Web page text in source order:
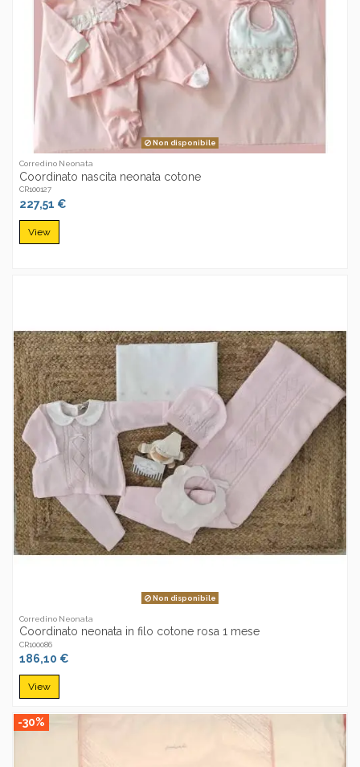
Non disponibile
Corredino Neonata
Coordinato nascita neonata cotone
CR100127
227,51 €
View
Non disponibile
Corredino Neonata
Coordinato neonata in filo cotone rosa 1 mese
CR100086
186,10 €
View
-30%